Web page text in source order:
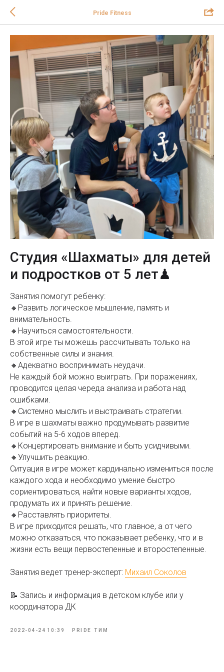
Pride Fitness
Студия «Шахматы» для детей
и подростков от 5 лет♟
Занятия помогут ребенку:
🔸Развить логическое мышление, память и
внимательность.
🔸Научиться самостоятельности.
В этой игре ты можешь рассчитывать только на
собственные силы и знания.
🔸Адекватно воспринимать неудачи.
Не каждый бой можно выиграть. При поражениях,
проводится целая череда анализа и работа над
ошибками.
🔸Системно мыслить и выстраивать стратегии.
В игре в шахматы важно продумывать развитие
событий на 5-6 ходов вперед.
🔸Концертировать внимание и быть усидчивыми.
🔸Улучшить реакцию.
Ситуация в игре может кардинально измениться после
каждого хода и необходимо умение быстро
сориентироваться, найти новые варианты ходов,
продумать их и принять решение.
🔸Расставлять приоритеты.
В игре приходится решать, что главное, а от чего
можно отказаться, что показывает ребенку, что и в
жизни есть вещи первостепенные и второстепенные.
Занятия ведет тренер-эксперт: Михаил Соколов
📝 Запись и информация в детском клубе или у
координатора ДК
2022-04-24 10:39 PRIDE ТИМ